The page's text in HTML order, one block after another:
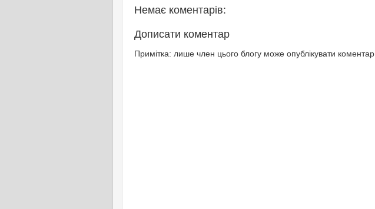
Немає коментарів:
Дописати коментар
Примітка: лише член цього блогу може опублікувати коментар.